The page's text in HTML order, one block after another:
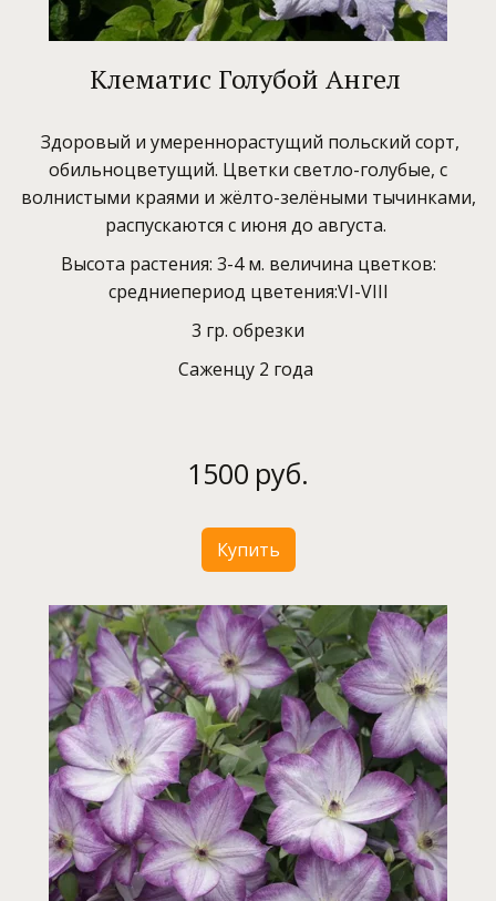
Клематис Голубой Ангел
Здоровый и умереннорастущий польский сорт,
обильноцветущий. Цветки светло-голубые, с
волнистыми краями и жёлто-зелёными тычинками,
распускаются с июня до августа.
Высота растения: 3-4 м. величина цветков:
средниепериод цветения:VI-VIII
3 гр. обрезки
Саженцу 2 года
1500 руб.
Купить